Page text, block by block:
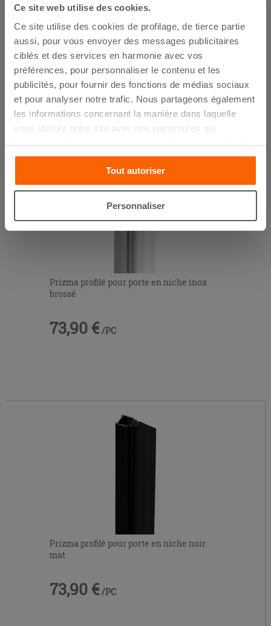
Ce site web utilise des cookies.
Ce site utilise des cookies de profilage, de tierce partie
aussi, pour vous envoyer des messages publicitaires
ciblés et des services en harmonie avec vos
préférences, pour personnaliser le contenu et les
publicités, pour fournir des fonctions de médias sociaux
et pour analyser notre trafic. Nous partageons également
les informations concernant la manière dans laquelle
vous utilisez notre site avec nos partenaires qui
et les réseaux sociaux. Lesdits partenaires pourraient
combiner ces informations avec d’autres que vous leur
avez fournies ou qu’ils ont recueillies à partir de votre
utilisation sur leurs services. Si vous souhaitez en savoir
cookies, ou à quelques-uns seulement,cliquez iciou
la touche « X », vous pourrez continuer à naviguer après
l'installation des cookies techniques uniquement.
Tout autoriser
Personnaliser
Prizma profilé pour porte en niche or
satiné
73,90 € /PC
Prizma profilé pour porte en niche inox
brossé
73,90 € /PC
Prizma profilé pour porte en niche noir
mat
73,90 € /PC